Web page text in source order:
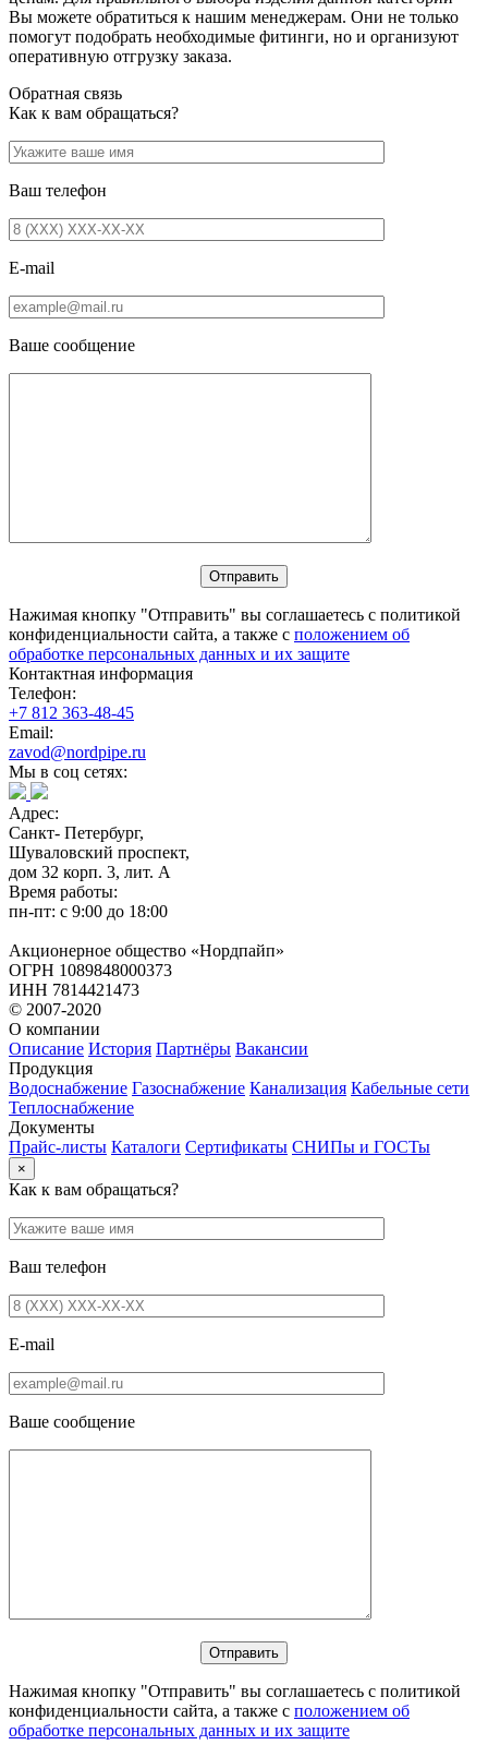
Вы можете обратиться к нашим менеджерам. Они не только
помогут подобрать необходимые фитинги, но и организуют
оперативную отгрузку заказа.
Обратная связь
Как к вам обращаться?
Ваш телефон
E-mail
Ваше сообщение
Нажимая кнопку "Отправить" вы соглашаетесь с политикой
конфиденциальности сайта, а также с положением об
обработке персональных данных и их защите
Контактная информация
Телефон:
+7 812 363-48-45
Email:
zavod@nordpipe.ru
Мы в соц сетях:
Адрес:
Санкт- Петербург,
Шуваловский проспект,
дом 32 корп. 3, лит. А
Время работы:
пн-пт: с 9:00 до 18:00
Акционерное общество «Нордпайп»
ОГРН 1089848000373
ИНН 7814421473
© 2007-2020
О компании
Описание История Партнёры Вакансии
Продукция
Водоснабжение Газоснабжение Канализация Кабельные сети
Теплоснабжение
Документы
Прайс-листы Каталоги Сертификаты СНИПы и ГОСТы
×
Как к вам обращаться?
Ваш телефон
E-mail
Ваше сообщение
Нажимая кнопку "Отправить" вы соглашаетесь с политикой
конфиденциальности сайта, а также с положением об
обработке персональных данных и их защите